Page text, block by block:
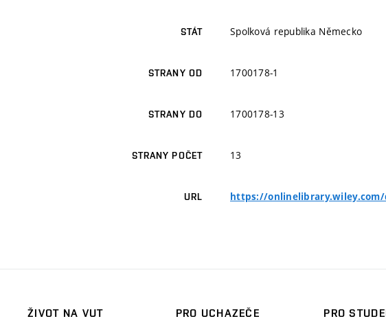
STÁT Spolková republika Německo
STRANY OD 1700178-1
STRANY DO 1700178-13
STRANY POČET 13
URL https://
ŽIVOT NA VUT
PRO UCHAZEČE
PRO